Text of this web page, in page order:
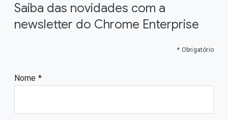
Saiba das novidades com a
newsletter do Chrome Enterprise
* Obrigatório
Nome